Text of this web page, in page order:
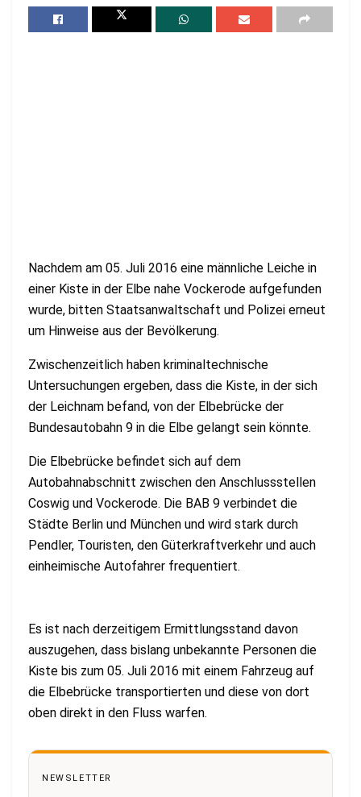
Nachdem am 05. Juli 2016 eine männliche Leiche in
einer Kiste in der Elbe nahe Vockerode aufgefunden
wurde, bitten Staatsanwaltschaft und Polizei erneut
um Hinweise aus der Bevölkerung.
Zwischenzeitlich haben kriminaltechnische
Untersuchungen ergeben, dass die Kiste, in der sich
der Leichnam befand, von der Elbebrücke der
Bundesautobahn 9 in die Elbe gelangt sein könnte.
Die Elbebrücke befindet sich auf dem
Autobahnabschnitt zwischen den Anschlussstellen
Coswig und Vockerode. Die BAB 9 verbindet die
Städte Berlin und München und wird stark durch
Pendler, Touristen, den Güterkraftverkehr und auch
einheimische Autofahrer frequentiert.
Es ist nach derzeitigem Ermittlungsstand davon
auszugehen, dass bislang unbekannte Personen die
Kiste bis zum 05. Juli 2016 mit einem Fahrzeug auf
die Elbebrücke transportierten und diese von dort
oben direkt in den Fluss warfen.
NEWSLETTER